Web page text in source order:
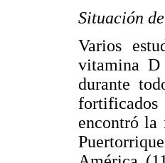
Situación
Varios
vitamina D
durante
fortificados
encontró